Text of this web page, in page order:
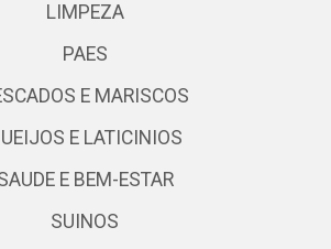
LIMPEZA
PAES
E MARISCOS
E LATICINIOS
E BEM-ESTAR
SUINOS